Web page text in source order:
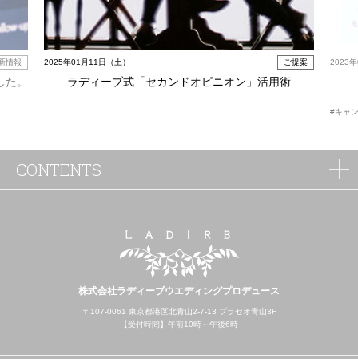
情報
。
2025年01月11日（土） ご提案
ラディーブ式「セカンドオピニオン」活用術
2023
#キャ
株式会社ラディーブウエディングプロデュース
〒107-0061 東京都港区北青山2-7-13 プラセオ青山3F
【受付時間】午前10時～午後6時
CONTENTS